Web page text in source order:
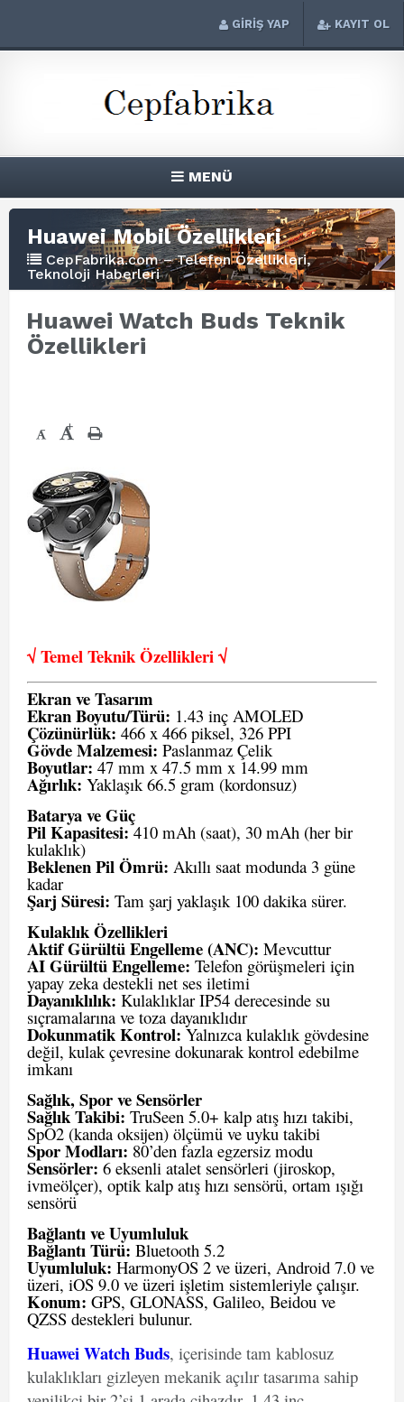
GİRİŞ YAP KAYIT OL
MENÜ
Huawei Mobil Özellikleri
CepFabrika.com – Telefon Özellikleri,
Teknoloji Haberleri
Huawei Watch Buds Teknik
Özellikleri
- +
√ Temel Teknik Özellikleri √
Ekran ve Tasarım
Ekran Boyutu/Türü: 1.43 inç AMOLED
Çözünürlük: 466 x 466 piksel, 326 PPI
Gövde Malzemesi: Paslanmaz Çelik
Boyutlar: 47 mm x 47.5 mm x 14.99 mm
Ağırlık: Yaklaşık 66.5 gram (kordonsuz)
Batarya ve Güç
Pil Kapasitesi:410 mAh (saat), 30 mAh (her bir
kulaklık)
Beklenen Pil Ömrü: Akıllı saat modunda 3 güne
kadar
Şarj Süresi: Tam şarj yaklaşık 100 dakika sürer.
Kulaklık Özellikleri
Aktif Gürültü Engelleme (ANC): Mevcuttur
AI Gürültü Engelleme: Telefon görüşmeleri için
yapay zeka destekli net ses iletimi
Dayanıklılık: Kulaklıklar IP54 derecesinde su
sıçramalarına ve toza dayanıklıdır
Dokunmatik Kontrol: Yalnızca kulaklık gövdesine
değil, kulak çevresine dokunarak kontrol edebilme
imkanı
Sağlık, Spor ve Sensörler
Sağlık Takibi: TruSeen 5.0+ kalp atış hızı takibi,
SpO2 (kanda oksijen) ölçümü ve uyku takibi
Spor Modları: 80’den fazla egzersiz modu
Sensörler: 6 eksenli atalet sensörleri (jiroskop,
ivmeölçer), optik kalp atış hızı sensörü, ortam ışığı
sensörü
Bağlantı ve Uyumluluk
Bağlantı Türü: Bluetooth 5.2
Uyumluluk: HarmonyOS 2 ve üzeri, Android 7.0 ve
üzeri, iOS 9.0 ve üzeri işletim sistemleriyle çalışır.
Konum: GPS, GLONASS, Galileo, Beidou ve
QZSS destekleri bulunur.
Huawei Watch Buds, içerisinde tam kablosuz
kulaklıkları gizleyen mekanik açılır tasarıma sahip